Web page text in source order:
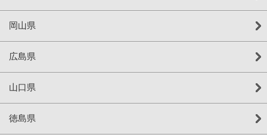
岡山県
広島県
山口県
徳島県